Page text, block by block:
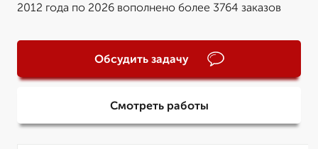
2012 года по 2026 вополнено более 3764 заказов
Обсудить задачу
Смотреть работы